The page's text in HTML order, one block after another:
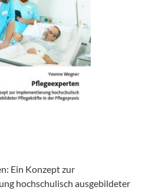
Ein Konzept zur
hochschulisch ausgebildeter